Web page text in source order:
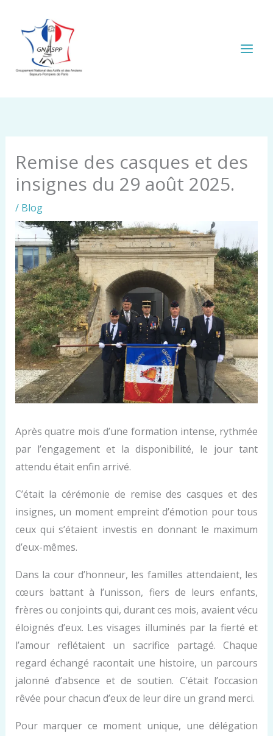
contenu
Remise des casques et des
insignes du 29 août 2025.
/ Blog
Après quatre mois d’une formation intense, rythmée
par l’engagement et la disponibilité, le jour tant
attendu était enfin arrivé.
C’était la cérémonie de remise des casques et des
insignes, un moment empreint d’émotion pour tous
ceux qui s’étaient investis en donnant le maximum
d’eux-mêmes.
Dans la cour d’honneur, les familles attendaient, les
cœurs battant à l’unisson, fiers de leurs enfants,
frères ou conjoints qui, durant ces mois, avaient vécu
éloignés d’eux. Les visages illuminés par la fierté et
l’amour reflétaient un sacrifice partagé. Chaque
regard échangé racontait une histoire, un parcours
jalonné d’absence et de soutien. C’était l’occasion
rêvée pour chacun d’eux de leur dire un grand merci.
Pour marquer ce moment unique, une délégation